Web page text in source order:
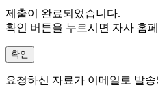
제출이 완료되었습니다.
확인 버튼을 누르시면 자사 홈
확인
요청하신 자료가 이메일로 발